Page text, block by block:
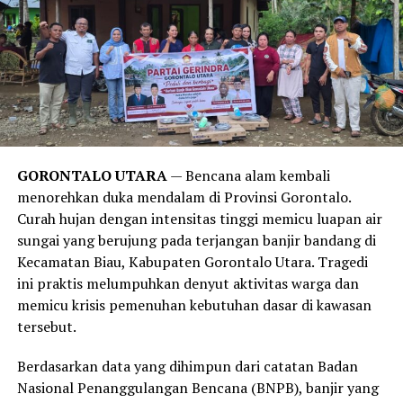
Temuan ini juga sejalan dengan publikasi medis dari
Harvard Health Publishing. Laporan tersebut
menegaskan bahwa obsesi manusia modern untuk mandi
setiap hari lebih didorong oleh norma sosial, kebiasaan,
serta strategi pemasaran industri sabun kecantikan,
alih-alih kebutuhan medis yang sesungguhnya. Sistem
kotoran dan bakteri dalam jumlah wajar untuk
merangsang antibodi agar tetap kuat.
Meski demikian, anjuran untuk mandi 2-3 kali seminggu
ini memiliki pengecualian. Melansir data tambahan dari
Healthline , mereka yang rutin melakukan olahraga
berat, bekerja di luar ruangan yang bersinggungan
langsung dengan kotoran, atau memiliki kondisi medis
setiap hari.
GORONTALO UTARA— Bencana alam kembali
menorehkan duka mendalam di Provinsi Gorontalo.
Curah hujan dengan intensitas tinggi memicu luapan air
sungai yang berujung pada terjangan banjir bandang di
Kecamatan Biau, Kabupaten Gorontalo Utara. Tragedi
ini praktis melumpuhkan denyut aktivitas warga dan
memicu krisis pemenuhan kebutuhan dasar di kawasan
tersebut.
Berdasarkan data yang dihimpun dari catatan Badan
Nasional Penanggulangan Bencana (BNPB), banjir yang